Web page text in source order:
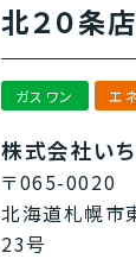
北２０条店
ガスワン エ
株式会社い
〒065-0020
北海道札幌市
23号